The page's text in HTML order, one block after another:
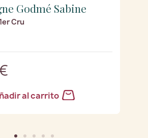
Godmé Sabine
Cru
al carrito